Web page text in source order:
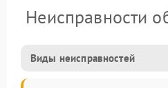
Неисправности
Виды неисправностей